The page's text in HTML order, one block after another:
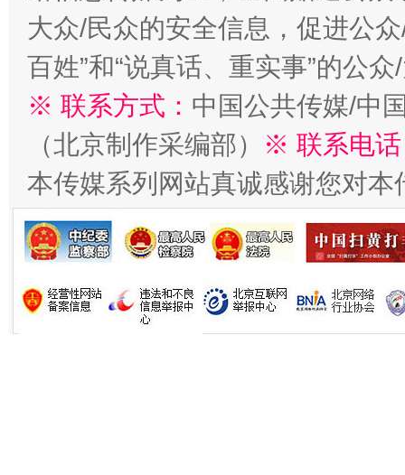
魏明亮
大众/民众的安全信息，促进公
百姓”和“说真话、重实事”的公
※ 联系方式： 中国公共传媒/中
（北京制作采编部）
※ 联系电
本传媒系列网站真诚感谢您对